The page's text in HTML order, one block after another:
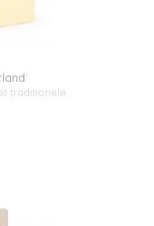
traditionele…